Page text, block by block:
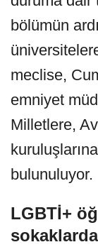
bölümün
meclise,
emniyet
Milletlere,
bulunuluyor.
LGBTİ+